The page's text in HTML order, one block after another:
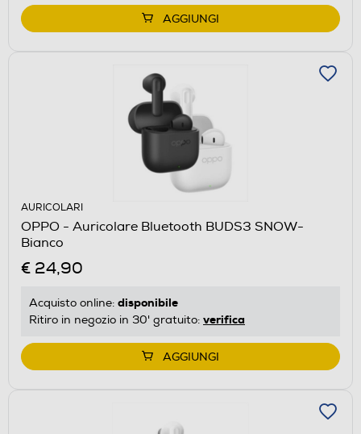
AGGIUNGI
AURICOLARI
OPPO - Auricolare Bluetooth BUDS3 SNOW-
Bianco
€ 24,90
Acquisto online: disponibile
Ritiro in negozio in 30' gratuito: verifica
AGGIUNGI